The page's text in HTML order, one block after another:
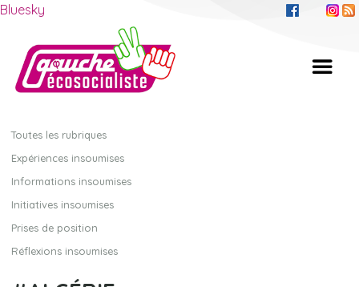
Bluesky
Toutes les rubriques
Expériences insoumises
Informations insoumises
Initiatives insoumises
Prises de position
Réflexions insoumises